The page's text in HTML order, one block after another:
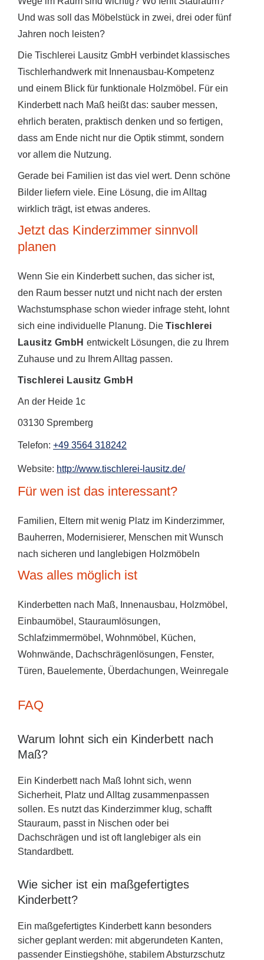
Und was soll das Möbelstück in zwei, drei oder fünf
Jahren noch leisten?
Die Tischlerei Lausitz GmbH verbindet klassisches
Tischlerhandwerk mit Innenausbau-Kompetenz
und einem Blick für funktionale Holzmöbel. Für ein
Kinderbett nach Maß heißt das: sauber messen,
ehrlich beraten, praktisch denken und so fertigen,
dass am Ende nicht nur die Optik stimmt, sondern
vor allem die Nutzung.
Gerade bei Familien ist das viel wert. Denn schöne
Bilder liefern viele. Eine Lösung, die im Alltag
wirklich trägt, ist etwas anderes.
Jetzt das Kinderzimmer sinnvoll
planen
Wenn Sie ein Kinderbett suchen, das sicher ist,
den Raum besser nutzt und nicht nach der ersten
Wachstumsphase schon wieder infrage steht, lohnt
sich eine individuelle Planung. Die Tischlerei
Lausitz GmbH entwickelt Lösungen, die zu Ihrem
Zuhause und zu Ihrem Alltag passen.
Tischlerei Lausitz GmbH
An der Heide 1c
03130 Spremberg
Telefon: +49 3564 318242
Website: http://www.tischlerei-lausitz.de/
Für wen ist das interessant?
Familien, Eltern mit wenig Platz im Kinderzimmer,
Bauherren, Modernisierer, Menschen mit Wunsch
nach sicheren und langlebigen Holzmöbeln
Was alles möglich ist
Kinderbetten nach Maß, Innenausbau, Holzmöbel,
Einbaumöbel, Stauraumlösungen,
Schlafzimmermöbel, Wohnmöbel, Küchen,
Wohnwände, Dachschrägenlösungen, Fenster,
Türen, Bauelemente, Überdachungen, Weinregale
FAQ
Warum lohnt sich ein Kinderbett nach
Maß?
Ein Kinderbett nach Maß lohnt sich, wenn
Sicherheit, Platz und Alltag zusammenpassen
sollen. Es nutzt das Kinderzimmer klug, schafft
Stauraum, passt in Nischen oder bei
Dachschrägen und ist oft langlebiger als ein
Standardbett.
Wie sicher ist ein maßgefertigtes
Kinderbett?
Ein maßgefertigtes Kinderbett kann besonders
sicher geplant werden: mit abgerundeten Kanten,
passender Einstiegshöhe, stabilem Absturzschutz